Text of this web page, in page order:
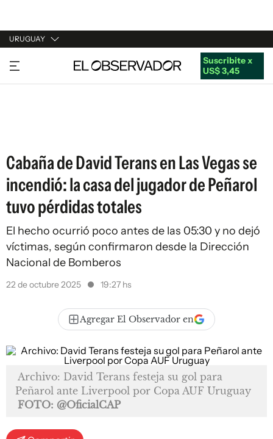
URUGUAY
URUGUAY
ARGENTINA
Suscribite x
US$ 3,45
Cabaña de David Terans en Las Vegas se
incendió: la casa del jugador de Peñarol
tuvo pérdidas totales
El hecho ocurrió poco antes de las 05:30 y no dejó
víctimas, según confirmaron desde la Dirección
Nacional de Bomberos
22 de octubre 2025 19:27 hs
Agregar El Observador en
Archivo: David Terans festeja su gol para
Peñarol ante Liverpool por Copa AUF Uruguay
FOTO: @OficialCAP